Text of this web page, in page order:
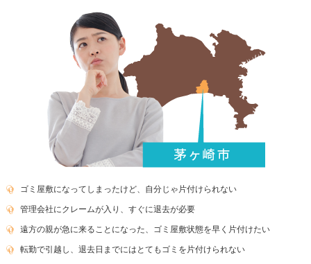
ゴミ屋敷になってしまったけど、自分じゃ片付けられない
管理会社にクレームが入り、すぐに退去が必要
遠方の親が急に来ることになった、ゴミ屋敷状態を早く片付けたい
転勤で引越し、退去日までにはとてもゴミを片付けられない